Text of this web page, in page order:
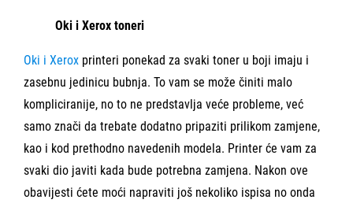
Oki i Xerox toneri
Oki i Xerox printeri ponekad za svaki toner u boji imaju i
zasebnu jedinicu bubnja. To vam se može činiti malo
kompliciranije, no to ne predstavlja veće probleme, već
samo znači da trebate dodatno pripaziti prilikom zamjene,
kao i kod prethodno navedenih modela. Printer će vam za
svaki dio javiti kada bude potrebna zamjena. Nakon ove
obavijesti ćete moći napraviti još nekoliko ispisa no onda